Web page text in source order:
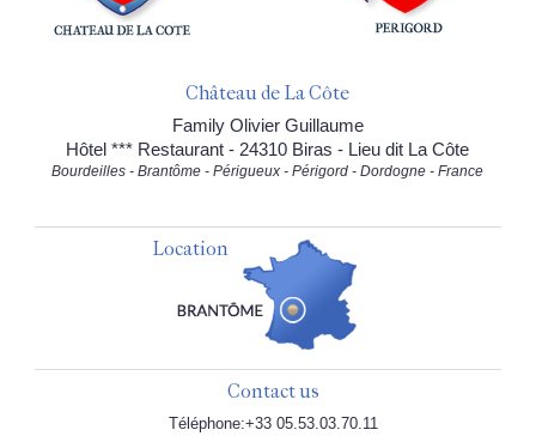
Château de La Côte
Family Olivier Guillaume
Hôtel *** Restaurant - 24310 Biras - Lieu dit La Côte
Bourdeilles - Brantôme - Périgueux - Périgord - Dordogne - France
Location
Contact us
Téléphone:+33 05.53.03.70.11